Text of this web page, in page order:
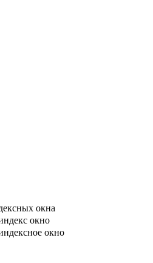
окна
окно
окно